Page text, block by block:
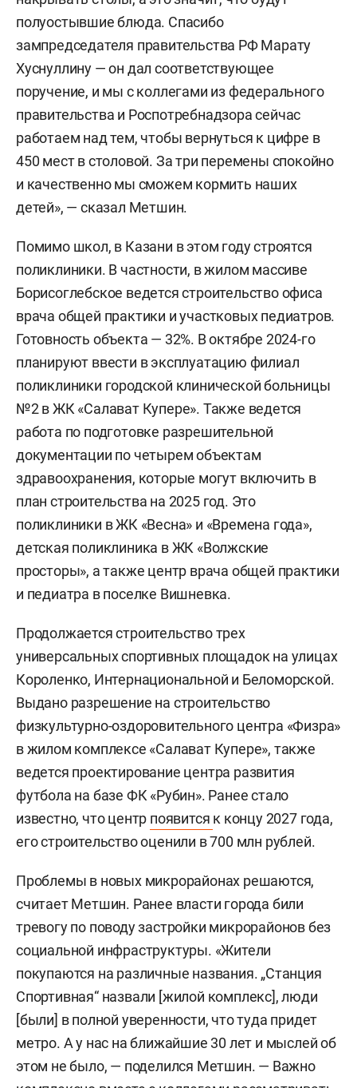
полуостывшие блюда. Спасибо
зампредседателя правительства РФ Марату
Хуснуллину — он дал соответствующее
поручение, и мы с коллегами из федерального
правительства и Роспотребнадзора сейчас
работаем над тем, чтобы вернуться к цифре в
450 мест в столовой. За три перемены спокойно
и качественно мы сможем кормить наших
детей», — сказал Метшин.
Помимо школ, в Казани в этом году строятся
поликлиники. В частности, в жилом массиве
Борисоглебское ведется строительство офиса
врача общей практики и участковых педиатров.
Готовность объекта — 32%. В октябре 2024-го
планируют ввести в эксплуатацию филиал
поликлиники городской клинической больницы
№2 в ЖК «Салават Купере». Также ведется
работа по подготовке разрешительной
документации по четырем объектам
здравоохранения, которые могут включить в
план строительства на 2025 год. Это
поликлиники в ЖК «Весна» и «Времена года»,
детская поликлиника в ЖК «Волжские
просторы», а также центр врача общей практики
и педиатра в поселке Вишневка.
Продолжается строительство трех
универсальных спортивных площадок на улицах
Короленко, Интернациональной и Беломорской.
Выдано разрешение на строительство
физкультурно-оздоровительного центра «Физра»
в жилом комплексе «Салават Купере», также
ведется проектирование центра развития
футбола на базе ФК «Рубин». Ранее стало
известно, что центр появится к концу 2027 года,
его строительство оценили в 700 млн рублей.
Проблемы в новых микрорайонах решаются,
считает Метшин. Ранее власти города били
тревогу по поводу застройки микрорайонов без
социальной инфраструктуры. «Жители
покупаются на различные названия. „Станция
Спортивная“ назвали [жилой комплекс], люди
[были] в полной уверенности, что туда придет
метро. А у нас на ближайшие 30 лет и мыслей об
этом не было, — поделился Метшин. — Важно